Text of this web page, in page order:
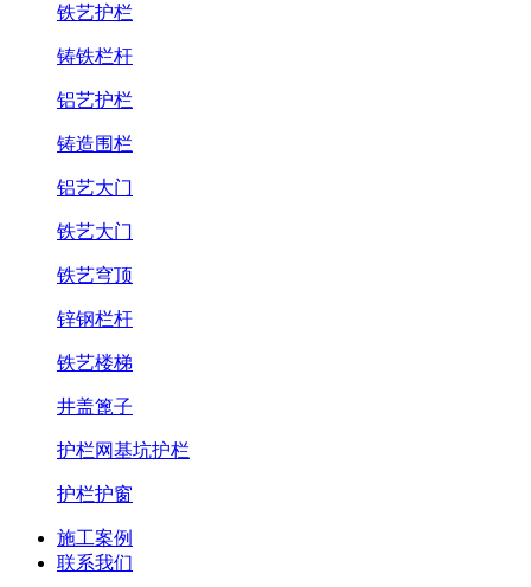
铁艺护栏
铸铁栏杆
铝艺护栏
铸造围栏
铝艺大门
铁艺大门
铁艺穹顶
锌钢栏杆
铁艺楼梯
井盖篦子
护栏网基坑护栏
护栏护窗
施工案例
联系我们